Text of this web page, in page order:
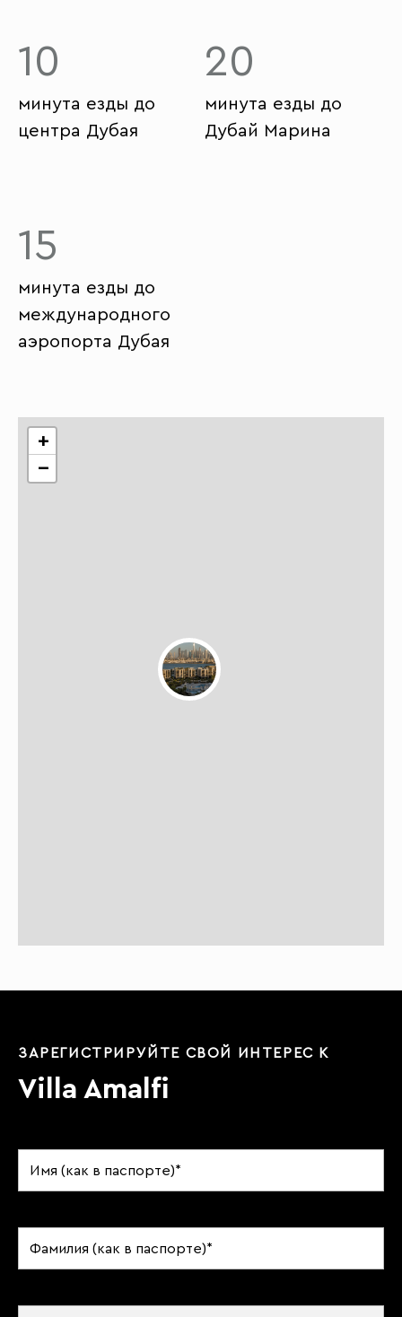
+
−
10
минута езды до
центра Дубая
20
минута езды до
Дубай Марина
15
минута езды до
международного
аэропорта Дубая
ЗАРЕГИСТРИРУЙТЕ СВОЙ ИНТЕРЕС К
Villa Amalfi